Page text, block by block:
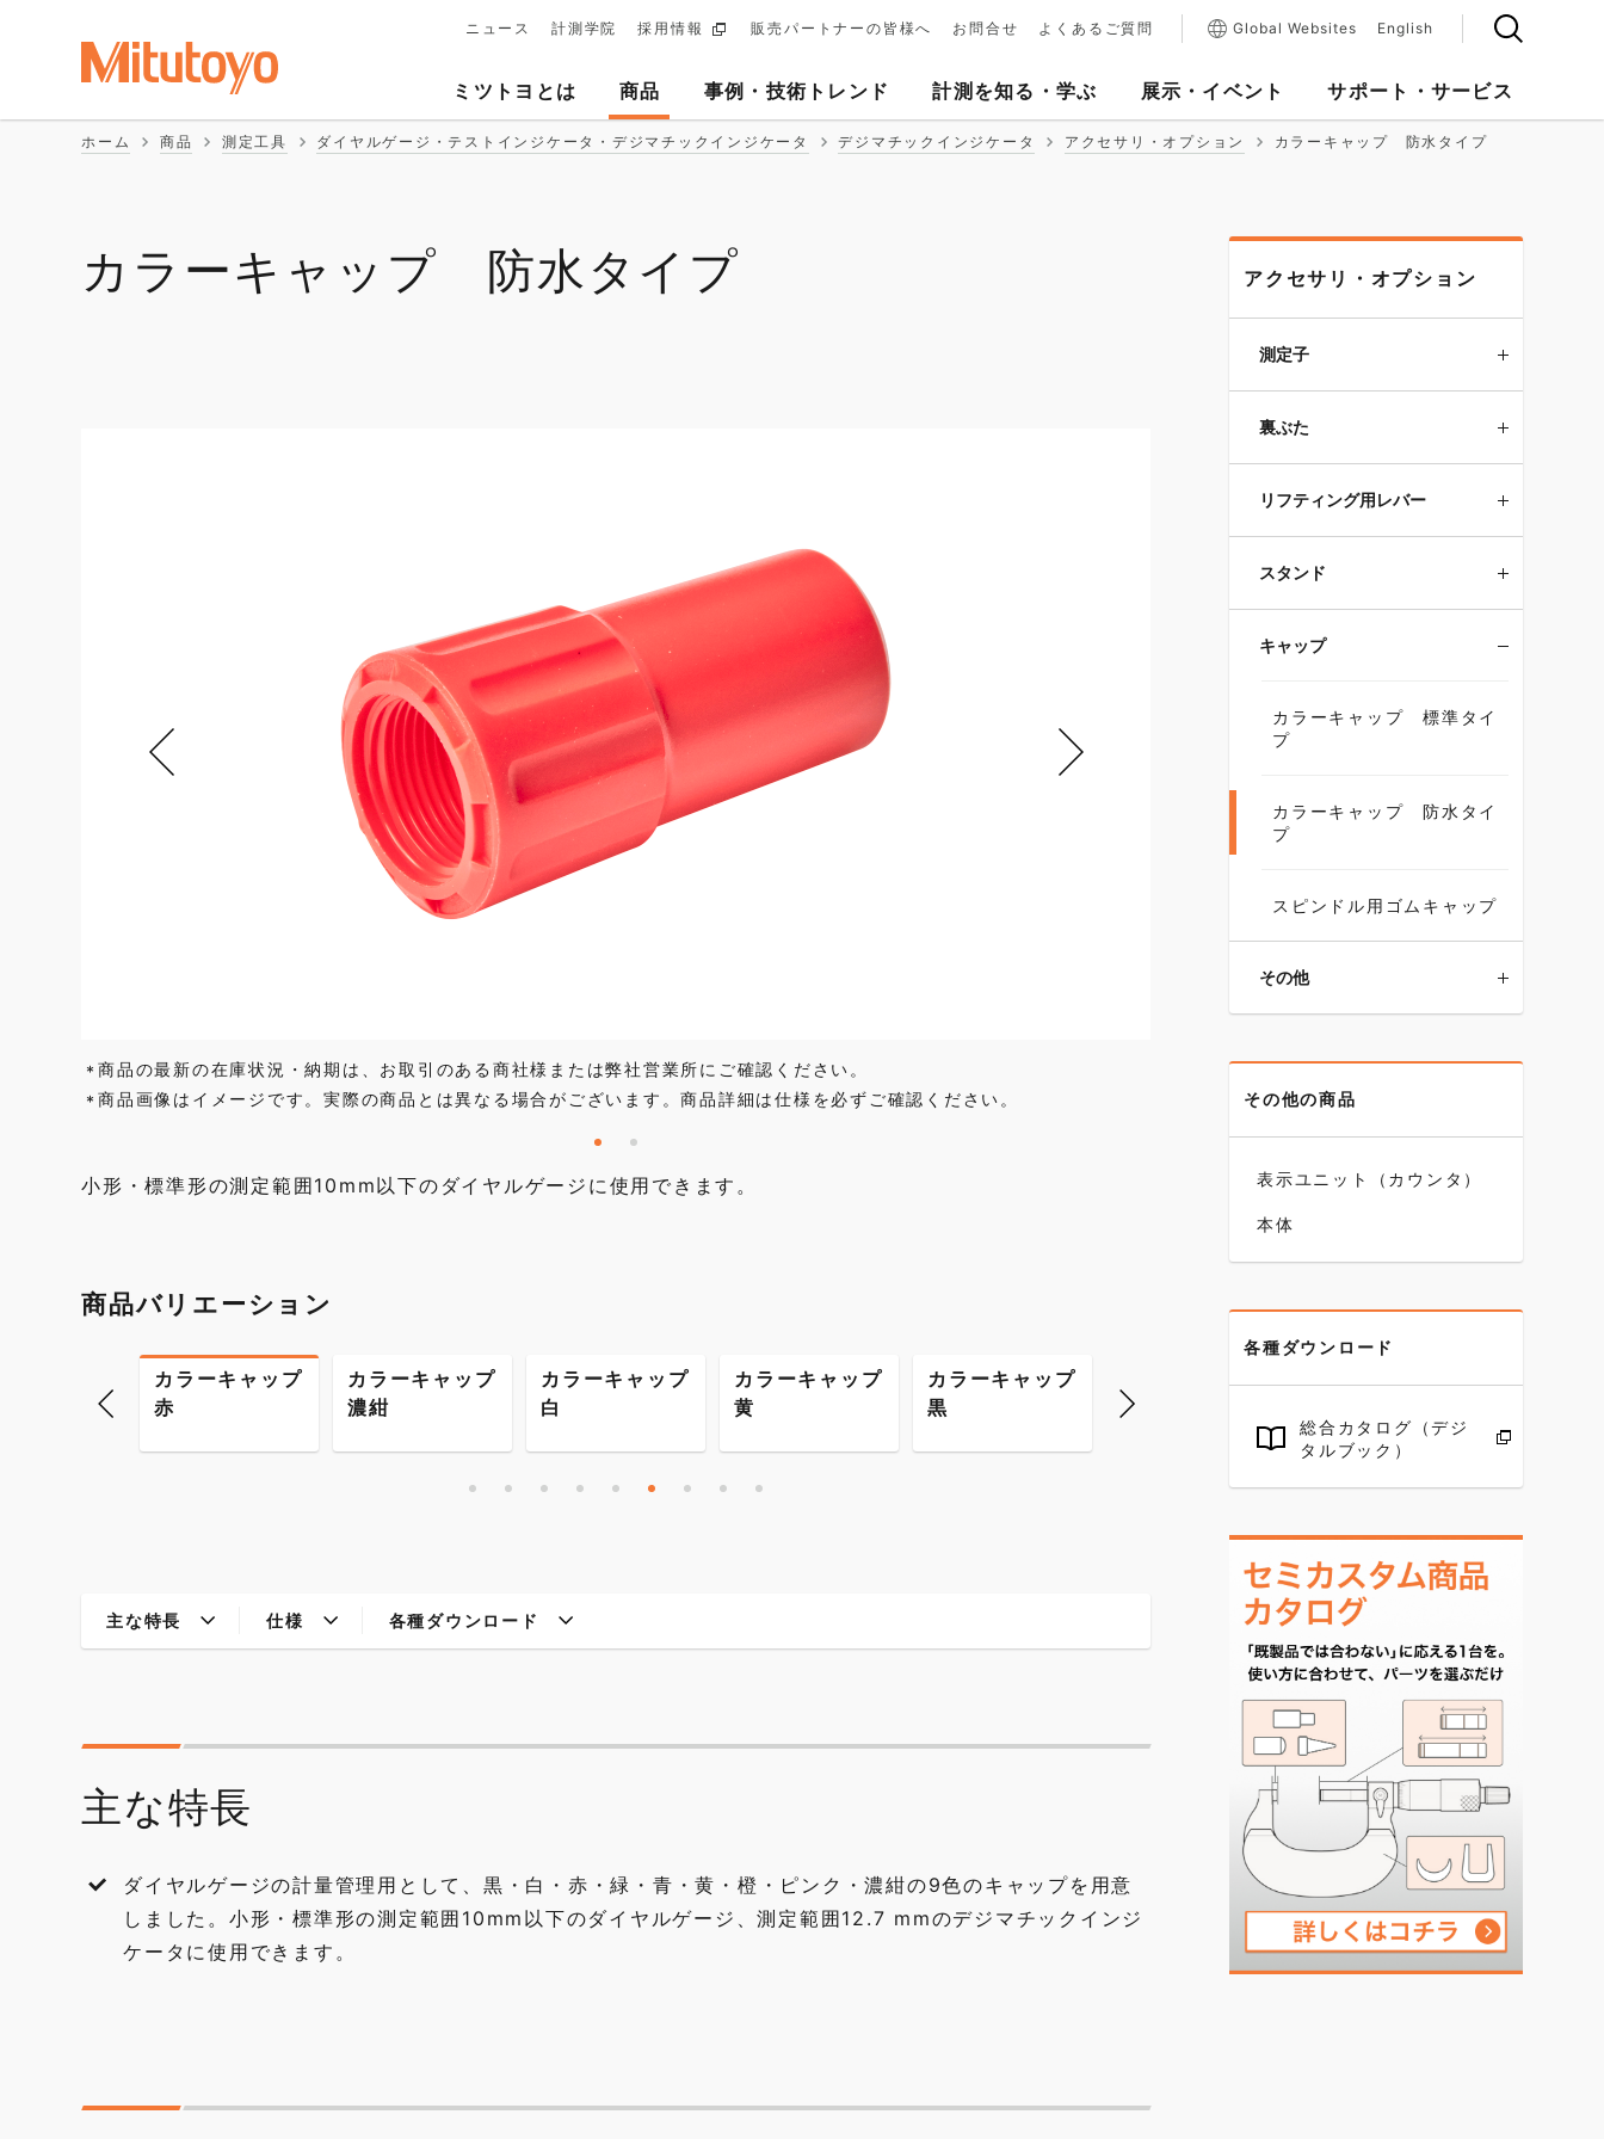
Secondary
Navigation
ミツトヨとは 商品 事例・技術トレンド 計測を知る・学ぶ 展示・イベント サポート・サービス
メ
イ
ン
ビ
ゲ
ニュース 計測学院 採用情報 販売パートナーの皆様へ お問合せ よくあるご質問 Global Websites English
ホーム 商品 測定工具 ダイヤルゲージ・テストインジケータ・デジマチックインジケータ デジマチックインジケータ アクセサリ・オプション カラーキャップ 防水タイプ
カラーキャップ 防水タイプ
* 商品の最新の在庫状況・納期は、お取引のある商社様または弊社営業所にご確認ください。
* 商品画像はイメージです。実際の商品とは異なる場合がございます。商品詳細は仕様を必ずご確認ください。
小形・標準形の測定範囲10mm以下のダイヤルゲージに使用できます。
商品バリエーション
カラーキャップ
赤
カラーキャップ
濃紺
カラーキャップ
白
カラーキャップ
黄
カラーキャップ
黒
カラーキャップ
青
カラーキャップ
カラーキ
主な特長 仕様 各種ダウンロード
主な特長
ダイヤルゲージの計量管理用として、黒・白・赤・緑・青・黄・橙・ピンク・濃紺の9色のキャップを用意
しました。小形・標準形の測定範囲10mm以下のダイヤルゲージ、測定範囲12.7 mmのデジマチックインジ
ケータに使用できます。
アクセサリ・オプション
測定子
裏ぶた
リフティング用レバー
スタンド
キャップ
カラーキャップ 標準タイ
プ
カラーキャップ 防水タイ
プ
スピンドル用ゴムキャップ
その他
その他の商品
表示ユニット（カウンタ）
本体
各種ダウンロード
総合カタログ（デジ
タルブック）